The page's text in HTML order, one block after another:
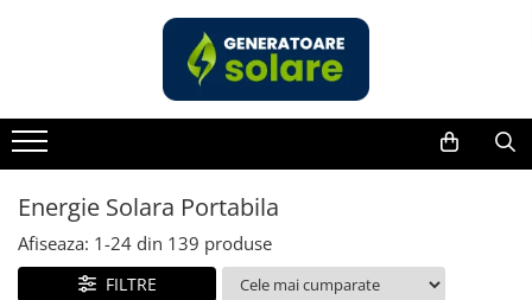
Acasa
Statii de Alimentare Portabile
Pana in 1000W
Intre 1000-2000W
Intre 2000-3000W
Energie Solara Portabila
Afiseaza: 1-24 din 139 produse
FILTRE